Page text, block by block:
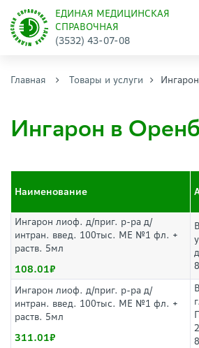
ЕДИНАЯ МЕДИЦИНСКАЯ
СПРАВОЧНАЯ
(3532) 43-07-08
Главная Товары и услуги Ингарон
Ингарон в
Наименование
Ингарон лиоф. д/приг. р-ра д/
интран. введ. 100тыс. МЕ №1 фл. +
раств. 5мл
108.01
Ингарон лиоф. д/приг. р-ра д/
интран. введ. 100тыс. МЕ №1 фл. +
раств. 5мл
311.01